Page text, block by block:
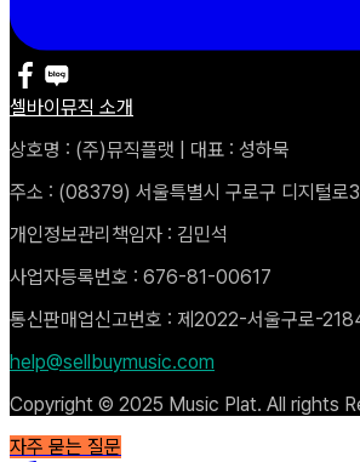
셀바이뮤직 소개
상호명 : (주)뮤직플랫 | 대표 : 성하묵
주소 : (08379) 서울특별시 구로구 디지털로
개인정보관리책임자 : 김민석
사업자등록번호 : 676-81-00617
통신판매업신고번호 : 제2022-서울구로-
help@sellbuymusic.com
Copyright © 2025 Music Plat. All rights
자주 묻는 질문